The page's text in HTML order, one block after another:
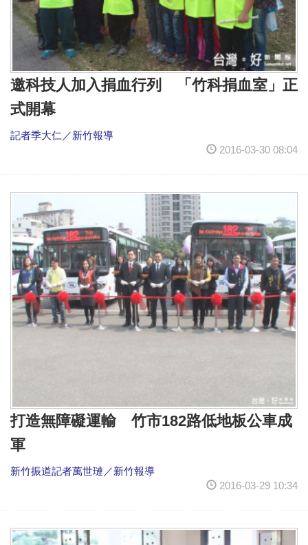
邀科技人加入捐血行列 「竹科捐血室」正
式開幕
記者季大仁／新竹報導
2016-03-30 08:04
打造無障礙運輸 竹市182路低地板公車成
軍
新竹振道記者萬世璉／新竹報導
2016-03-29 10:34